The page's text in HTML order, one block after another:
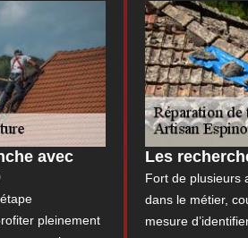
avec
pleinement
Les
Fort de plusieurs
dans le métier,
mesure